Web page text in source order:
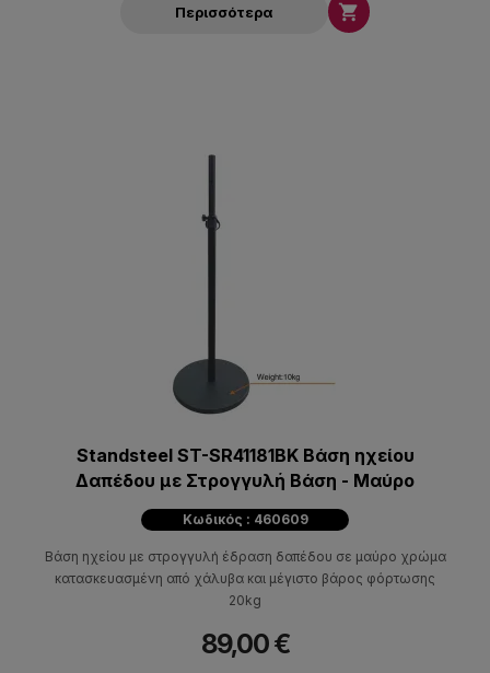
Περισσότερα 
Standsteel ST-SR41181BK Βάση ηχείου
Δαπέδου με Στρογγυλή Βάση - Μαύρο
Κωδικός : 460609
Βάση ηχείου με στρογγυλή έδραση δαπέδου σε μαύρο χρώμα
κατασκευασμένη από χάλυβα και μέγιστο βάρος φόρτωσης
20kg
89,00 €